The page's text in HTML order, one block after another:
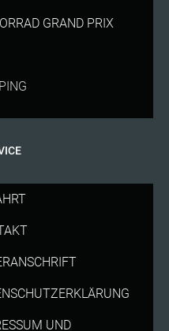
GRAND PRIX
UND
den Liqui Moly
– mit heißer Motorrad-
zum Anfassen. Alle
WM-Stopp der
Westen nehmen an
sie problemlos zum
Ausfahrt Stollberg-Nord
gut erreichbaren